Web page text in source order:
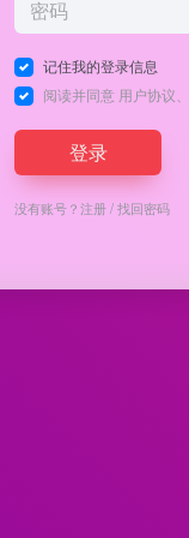
记住我的登录信息
阅读并同意 用户协议
登录
没有账号？注册/找回密码